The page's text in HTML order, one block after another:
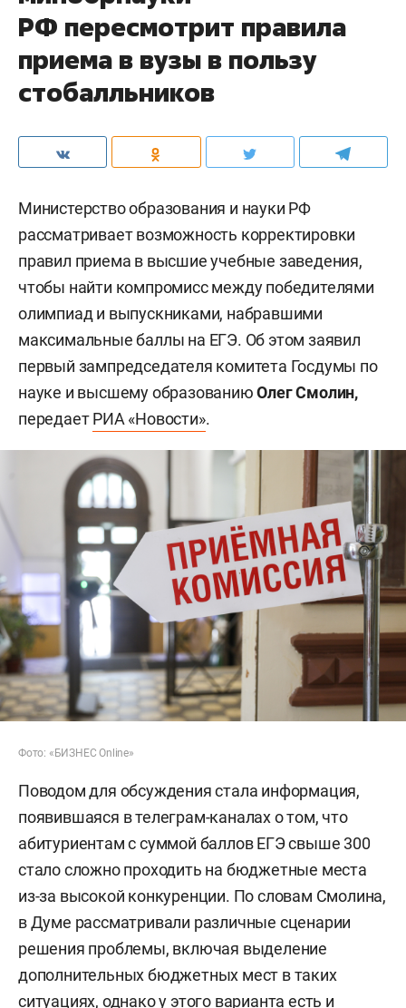
РФ пересмотрит правила
приема в вузы в пользу
стобалльников
Министерство образования и науки РФ
рассматривает возможность корректировки
правил приема в высшие учебные заведения,
чтобы найти компромисс между победителями
олимпиад и выпускниками, набравшими
максимальные баллы на ЕГЭ. Об этом заявил
первый зампредседателя комитета Госдумы по
науке и высшему образованиюОлег Смолин,
передаетРИА «Новости».
Фото: «БИЗНЕС Online»
Поводом для обсуждения стала информация,
появившаяся в телеграм-каналах о том, что
абитуриентам с суммой баллов ЕГЭ свыше 300
стало сложно проходить на бюджетные места
из-за высокой конкуренции. По словам Смолина,
в Думе рассматривали различные сценарии
решения проблемы, включая выделение
дополнительных бюджетных мест в таких
ситуациях, однако у этого варианта есть и